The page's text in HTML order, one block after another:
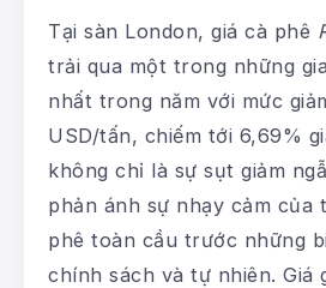
Tại sàn London, giá cà phê
trải qua một trong những
nhất trong năm với mức
USD/tấn, chiếm tới 6,69%
không chỉ là sự sụt giảm
phản ánh sự nhạy cảm của
phê toàn cầu trước những
chính sách và tự nhiên. Giá